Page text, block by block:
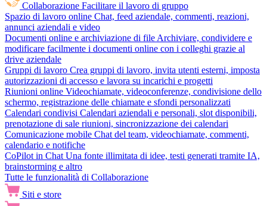
Collaborazione Facilitare il lavoro di gruppo
Spazio di lavoro online Chat, feed aziendale, commenti, reazioni,
annunci aziendali e video
Documenti online e archiviazione di file Archiviare, condividere e
modificare facilmente i documenti online con i colleghi grazie al
drive aziendale
Gruppi di lavoro Crea gruppi di lavoro, invita utenti esterni, imposta
autorizzazioni di accesso e lavora su incarichi e progetti
Riunioni online Videochiamate, videoconferenze, condivisione dello
schermo, registrazione delle chiamate e sfondi personalizzati
Calendari condivisi Calendari aziendali e personali, slot disponibili,
prenotazione di sale riunioni, sincronizzazione dei calendari
Comunicazione mobile Chat del team, videochiamate, commenti,
calendario e notifiche
CoPilot in Chat Una fonte illimitata di idee, testi generati tramite IA,
brainstorming e altro
Tutte le funzionalità di Collaborazione
Siti e store